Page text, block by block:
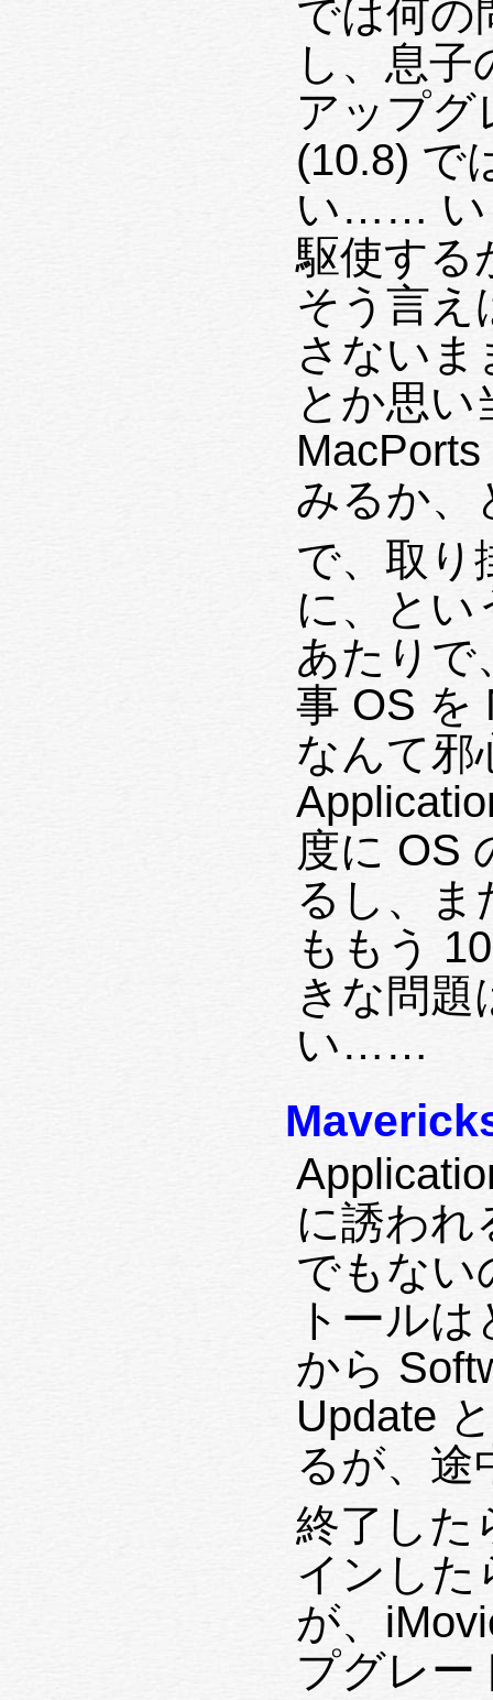
では何の
し、息子
アップグ
(10.8) で
い…… い
駆使する
そう言え
さない
とか思
みるか
で、取り
に、とい
あたりで
事 OS を
なんて邪
度に OS
るし、ま
ももう
きな問
い……
に誘われ
でもない
トール
から
Update
るが、
終了した
インした
が、
プグレー